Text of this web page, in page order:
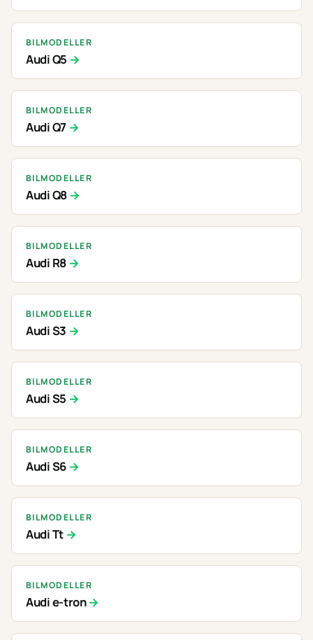
BILMODELLER
Audi Q5
BILMODELLER
Audi Q7
BILMODELLER
Audi Q8
BILMODELLER
Audi R8
BILMODELLER
Audi S3
BILMODELLER
Audi S5
BILMODELLER
Audi S6
BILMODELLER
Audi Tt
BILMODELLER
Audi e-tron